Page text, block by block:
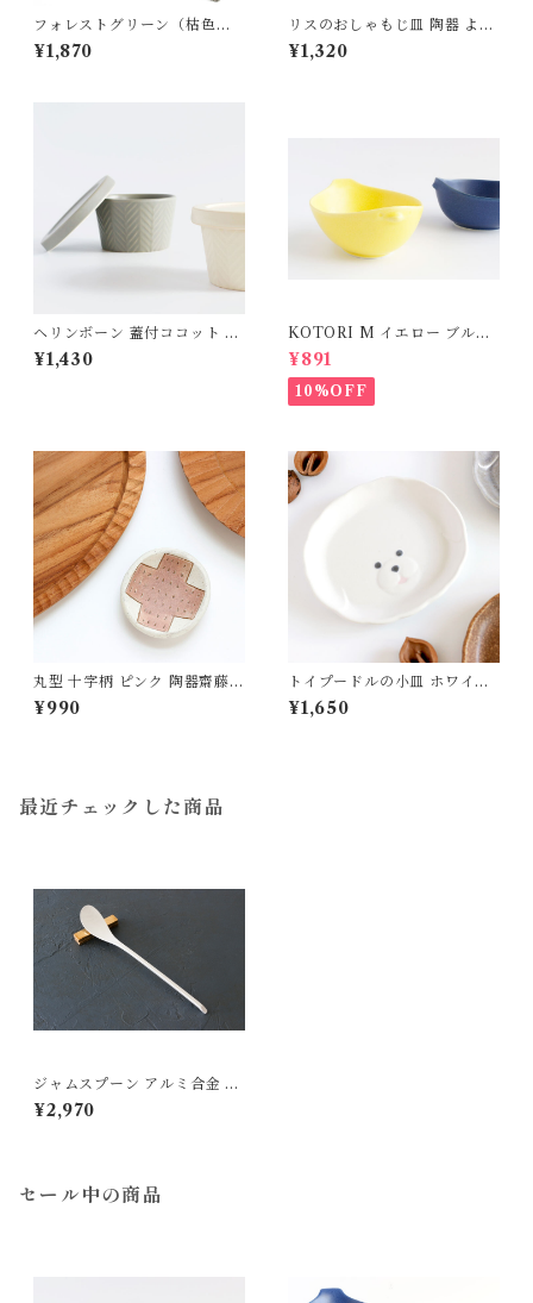
フォレストグリーン（枯色）
うさぎと草花の長方トレイ皿
（貫入釉ヒビあり） 陶器 よし
¥1,870
リスのおしゃもじ皿 陶器 よし
ざわ窯 益子
¥1,320
ヘリンボーン 蓋付ココット 耐
熱陶器 MEISTER HAND
¥1,430
KOTORI M イエロー ブルー
磁器 美濃焼
¥891
10%OFF
丸型 十字柄 ピンク 陶器齋藤奈
月
¥990
トイプードルの小皿 ホワイト
磁器 よしざわ窯 益子
¥1,650
最近チェックした商品
ジャムスプーン アルミ合金 里
衣工房
¥2,970
セール中の商品